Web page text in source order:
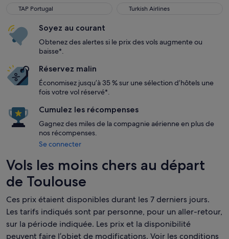
TAP Portugal
Turkish Airlines
Soyez au courant
Obtenez des alertes si le prix des vols augmente ou
baisse*.
Réservez malin
Économisez jusqu’à 35 % sur une sélection d’hôtels une
fois votre vol réservé*.
Cumulez les récompenses
Gagnez des miles de la compagnie aérienne en plus de
nos récompenses.
Se connecter
Vols les moins chers au départ
de Toulouse
Ces prix étaient disponibles durant les 7 derniers jours.
Les tarifs indiqués sont par personne, pour un aller-retour,
sur la période indiquée. Les prix et la disponibilité
peuvent faire l’objet de modifications. Voir les conditions